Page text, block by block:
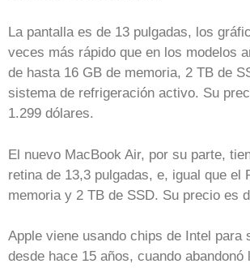
La pantalla es de 13 pulgadas, los
veces más rápido que en los modelos
de hasta 16 GB de memoria, 2 TB de
sistema de refrigeración activo. Su
1.299 dólares.
El nuevo MacBook Air, por su parte,
retina de 13,3 pulgadas, e, igual que el
memoria y 2 TB de SSD. Su precio es
Apple viene usando chips de Intel para
desde hace 15 años, cuando abandonó